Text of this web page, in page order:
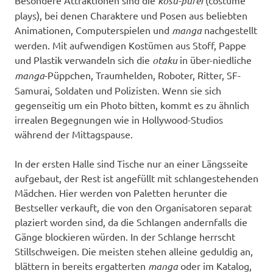
plays), bei denen Charaktere und Posen aus beliebten
Animationen, Computerspielen und manganachgestellt
werden. Mit aufwendigen Kostümen aus Stoff, Pappe
und Plastik verwandeln sich die otakuin über-niedliche
manga-Püppchen, Traumhelden, Roboter, Ritter, SF-
Samurai, Soldaten und Polizisten. Wenn sie sich
gegenseitig um ein Photo bitten, kommt es zu ähnlich
irrealen Begegnungen wie in Hollywood-Studios
während der Mittagspause.
In der ersten Halle sind Tische nur an einer Längsseite
aufgebaut, der Rest ist angefüllt mit schlangestehenden
Mädchen. Hier werden von Paletten herunter die
Bestseller verkauft, die von den Organisatoren separat
plaziert worden sind, da die Schlangen andernfalls die
Gänge blockieren würden. In der Schlange herrscht
Stillschweigen. Die meisten stehen alleine geduldig an,
blättern in bereits ergatterten mangaoder im Katalog,